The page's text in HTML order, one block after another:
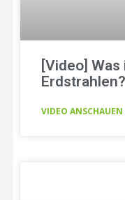
[Video]
Erdstrahlen?
VIDEO ANSCHAUEN